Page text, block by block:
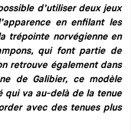
d’utiliser deux jeux
en enfilant les
trépointe norvégienne en
qui font partie de
retrouve également dans
de Galibier, ce modèle
qui va au-delà de la tenue
avec des tenues plus